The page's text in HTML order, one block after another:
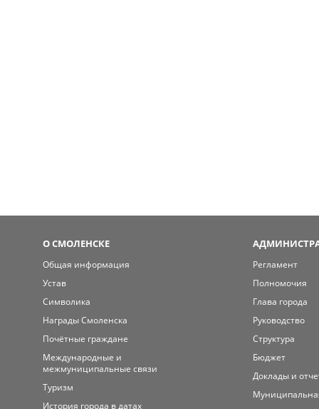
О СМОЛЕНСКЕ
Общая информация
Устав
Символика
Награды Смоленска
Почётные граждане
Международные и
межмуниципальные связи
Туризм
История города в датах
Регламент
Полномочия
Глава города
Руководство
Структура
Бюджет
Доклады и